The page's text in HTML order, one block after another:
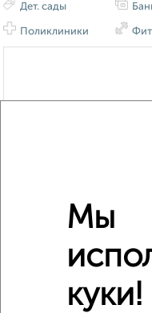
Дет. сады
Поликлиники
Мы
куки!